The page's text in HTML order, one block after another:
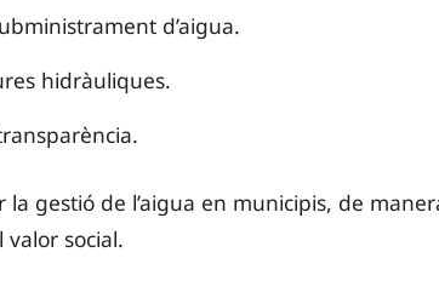
mixtes, com Emasagra, Aguas de
de Albacete i Aguas de Puertollano.
i mixtes amb marques locals com
punts de presència directa de *Veolia
d’aigua.
hidràuliques.
gestió de l’aigua en municipis, de
valor social.